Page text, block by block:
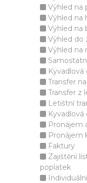
Výhled na
Výhled na
Výhled na
Výhled do
Výhled na
Kyvadlová
Transfer
Transfer z
Letištní
Kyvadlová
Pronájem
Pronájem
Faktury
Zajištění
poplatek